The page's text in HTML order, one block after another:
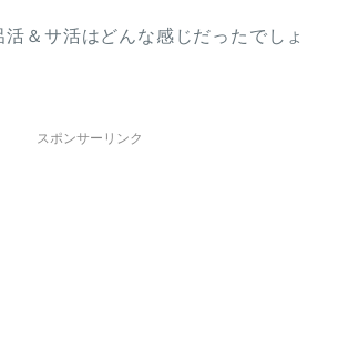
活＆サ活はどんな感じだったでしょ
スポンサーリンク